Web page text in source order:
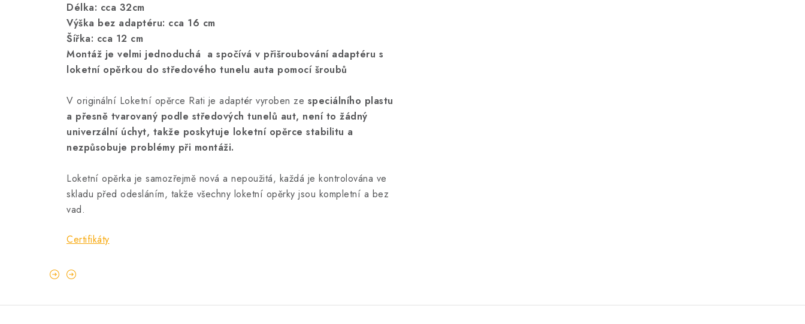
Délka: cca 32cm
Výška bez adaptéru: cca 16 cm
Šířka: cca 12 cm
Montáž je velmi jednoduchá a spočívá v přišroubování adaptéru s
loketní opěrkou do středového tunelu auta pomocí šroubů
V originální Loketní opěrce Rati je adaptér vyroben ze speciálního plastu
a přesně tvarovaný podle středových tunelů aut, není to žádný
univerzální úchyt, takže poskytuje loketní opěrce stabilitu a
nezpůsobuje problémy při montáži.
Loketní opěrka je samozřejmě nová a nepoužitá, každá je kontrolována ve
skladu před odesláním, takže všechny loketní opěrky jsou kompletní a bez
vad.
Certifikáty